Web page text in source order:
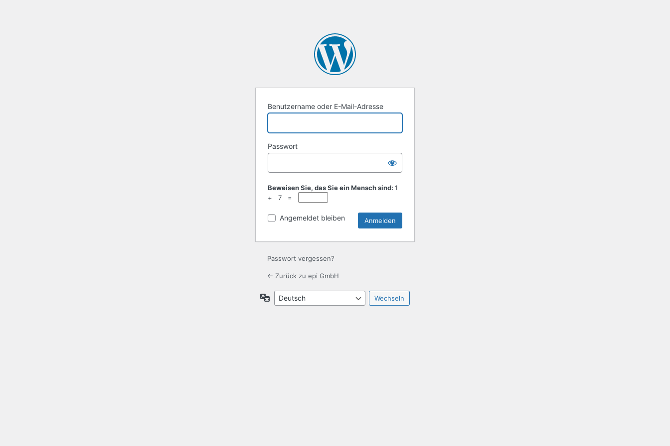
Benutzername oder E-Mail-Adresse
Passwort
Alternative:
Beweisen Sie, das Sie ein Mensch sind: 1
+ 7 =
Angemeldet bleiben Alternative:
Passwort vergessen?
← Zurück zu epi GmbH
Sprache